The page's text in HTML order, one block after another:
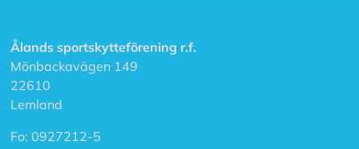
Ålands sportskytteförening r.f.
Mönbackavägen 149
22610
Lemland
Fo: 0927212-5